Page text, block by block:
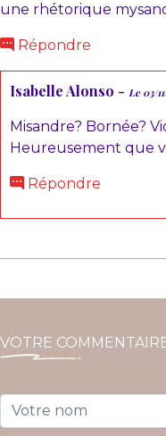
une rhétorique
Répondre
Isabelle Alonso - Le 03/
Misandre? Bornée?
Heureusement que
Répondre
VOTRE